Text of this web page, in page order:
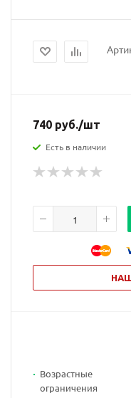
740 руб./шт
Есть в наличии
Возрастные
ограничения